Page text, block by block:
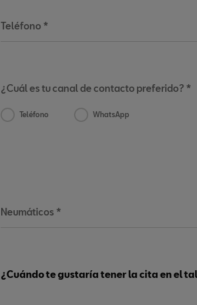
Teléfono *
¿Cuál es tu canal de contacto preferido? *
Teléfono WhatsApp
Neumáticos *
¿Cuándo te gustaría tener la cita en el